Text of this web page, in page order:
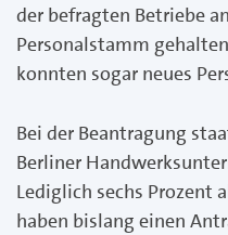
der befragten Betriebe
Personalstamm
konnten sogar neues
Bei der Beantragung
Berliner
Lediglich sechs Prozent
haben bislang einen